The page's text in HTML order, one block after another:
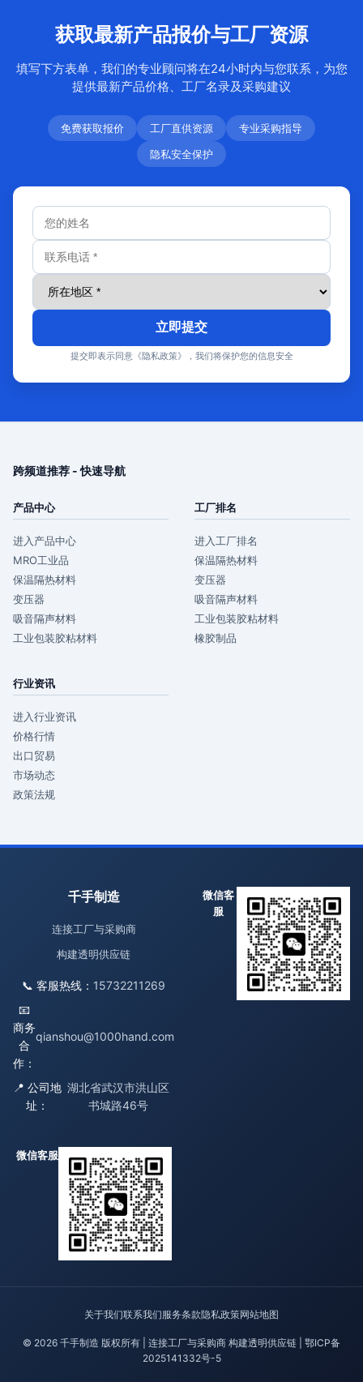
获取最新产品报价与工厂资源
填写下方表单，我们的专业顾问将在24小时内与您联系，为您
提供最新产品价格、工厂名录及采购建议
免费获取报价 工厂直供资源
专业采购指导
隐私安全保护
立即提交
提交即表示同意《隐私政策》，我们将保护您的信息安全
跨频道推荐 - 快速导航
产品中心
进入产品中心
MRO工业品
保温隔热材料
变压器
吸音隔声材料
工业包装胶粘材料
工厂排名
进入工厂排名
保温隔热材料
变压器
吸音隔声材料
工业包装胶粘材料
橡胶制品
行业资讯
进入行业资讯
价格行情
出口贸易
市场动态
政策法规
千手制造
连接工厂与采购商
构建透明供应链
📞 客服热线： 15732211269
📧
商务
合
作：
qianshou@1000hand.com
📍 公司地
址：
湖北省武汉市洪山区
书城路46号
微信客
服
微信客服
关于我们联系我们服务条款隐私政策网站地图
© 2026 千手制造 版权所有 | 连接工厂与采购商 构建透明供应链 | 鄂ICP备
2025141332号-5